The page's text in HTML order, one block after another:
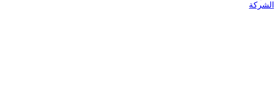
الشركة